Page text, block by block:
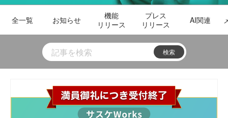
全一覧 お知らせ
機能
リリース
プレス
リリース
AI関連